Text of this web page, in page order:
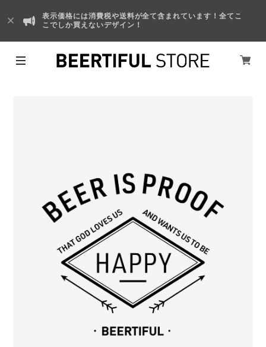
表示価格には消費税や送料が全て含まれています！全てこ
こでしか買えないデザイン！